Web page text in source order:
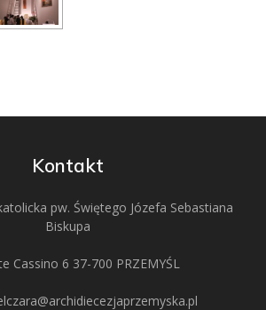
Kontakt
pw. Świętego Józefa Sebastiana
Biskupa
Cassino 6 37-700 PRZEMYŚL